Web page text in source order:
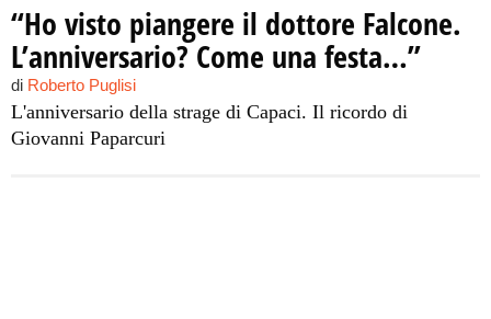
“Ho visto piangere il dottore Falcone.
L’anniversario? Come una festa…”
di Roberto Puglisi
L'anniversario della strage di Capaci. Il ricordo di
Giovanni Paparcuri